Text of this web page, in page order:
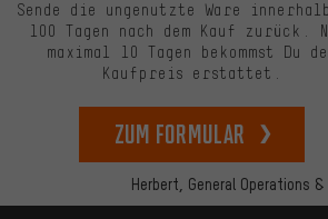
Herbert, General Operations
Sende die ungenutzte Ware
100 Tagen nach dem Kauf zurück.
maximal 10 Tagen bekommst Du
Kaufpreis erstattet.
zum Formular